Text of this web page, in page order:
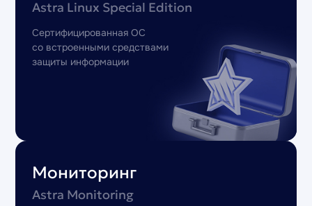
Astra Linux Special Edition
Сертифицированная ОС
со встроенными средствами
защиты информации
Мониторинг
Astra Monitoring